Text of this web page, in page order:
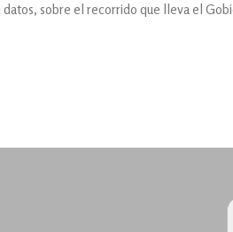
sobre el recorrido que lleva el